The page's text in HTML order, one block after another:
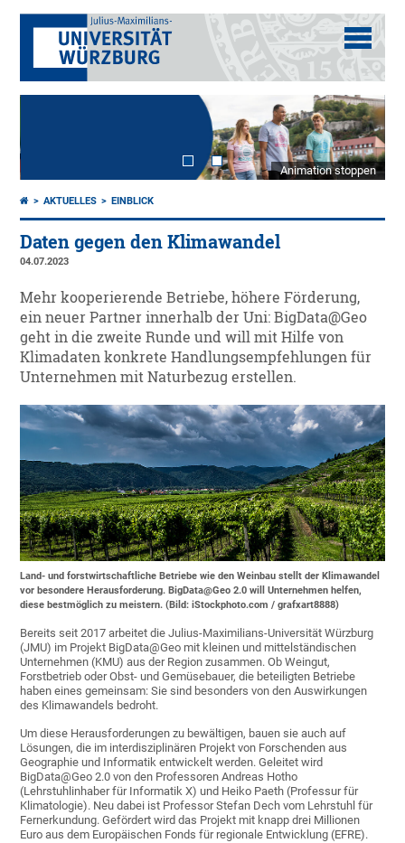
Animation stoppen
AKTUELLES EINBLICK
Daten gegen den Klimawandel
04.07.2023
Mehr kooperierende Betriebe, höhere Förderung,
ein neuer Partner innerhalb der Uni: BigData@Geo
geht in die zweite Runde und will mit Hilfe von
Klimadaten konkrete Handlungsempfehlungen für
Unternehmen mit Naturbezug erstellen.
Land- und forstwirtschaftliche Betriebe wie den Weinbau stellt der Klimawandel
vor besondere Herausforderung. BigData@Geo 2.0 will Unternehmen helfen,
diese bestmöglich zu meistern. (Bild: iStockphoto.com / grafxart8888)
Bereits seit 2017 arbeitet die Julius-Maximilians-Universität Würzburg
(JMU) im Projekt BigData@Geo mit kleinen und mittelständischen
Unternehmen (KMU) aus der Region zusammen. Ob Weingut,
Forstbetrieb oder Obst- und Gemüsebauer, die beteiligten Betriebe
haben eines gemeinsam: Sie sind besonders von den Auswirkungen
des Klimawandels bedroht.
Um diese Herausforderungen zu bewältigen, bauen sie auch auf
Lösungen, die im interdisziplinären Projekt von Forschenden aus
Geographie und Informatik entwickelt werden. Geleitet wird
BigData@Geo 2.0 von den Professoren Andreas Hotho
(Lehrstuhlinhaber für Informatik X) und Heiko Paeth (Professur für
Klimatologie). Neu dabei ist Professor Stefan Dech vom Lehrstuhl für
Fernerkundung. Gefördert wird das Projekt mit knapp drei Millionen
Euro aus dem Europäischen Fonds für regionale Entwicklung (EFRE).